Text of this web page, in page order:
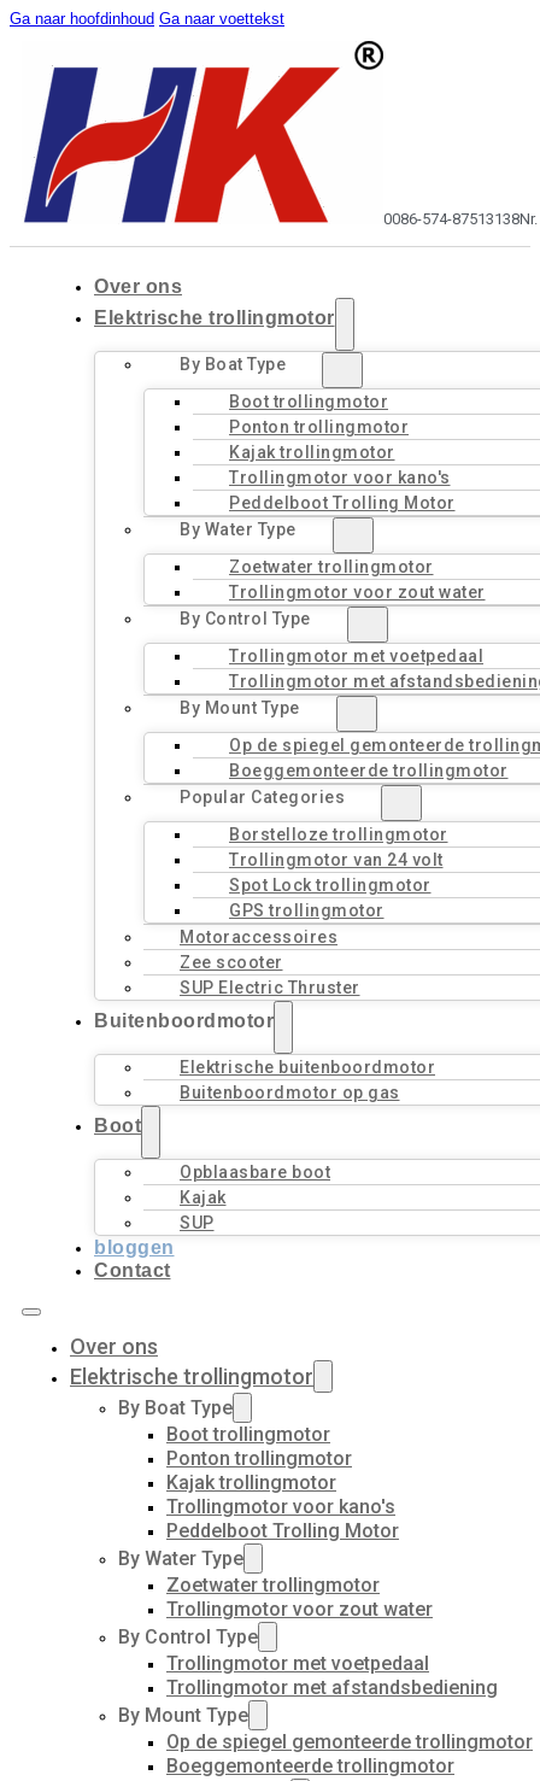
Ga naar hoofdinhoud Ga naar voettekst
0086-574-87513138
Over ons
Elektrische trollingmotor
By Boat Type
Boot trollingmotor
Ponton trollingmotor
Kajak trollingmotor
Trollingmotor voor kano's
Peddelboot Trolling Motor
By Water Type
Zoetwater trollingmotor
Trollingmotor voor zout water
By Control Type
Trollingmotor met voetpedaal
Trollingmotor met
By Mount Type
Op de spiegel gemonteerde
Boeggemonteerde trollingmotor
Popular Categories
Borstelloze trollingmotor
Trollingmotor van 24 volt
Spot Lock trollingmotor
GPS trollingmotor
Motoraccessoires
Zee scooter
SUP Electric Thruster
Buitenboordmotor
Elektrische buitenboordmotor
Buitenboordmotor op gas
Boot
Opblaasbare boot
Kajak
SUP
bloggen
Contact
Over ons
Elektrische trollingmotor
By Boat Type
Boot trollingmotor
Ponton trollingmotor
Kajak trollingmotor
Trollingmotor voor kano's
Peddelboot Trolling Motor
By Water Type
Zoetwater trollingmotor
Trollingmotor voor zout water
By Control Type
Trollingmotor met voetpedaal
Trollingmotor met afstandsbediening
By Mount Type
Op de spiegel gemonteerde trollingmotor
Boeggemonteerde trollingmotor